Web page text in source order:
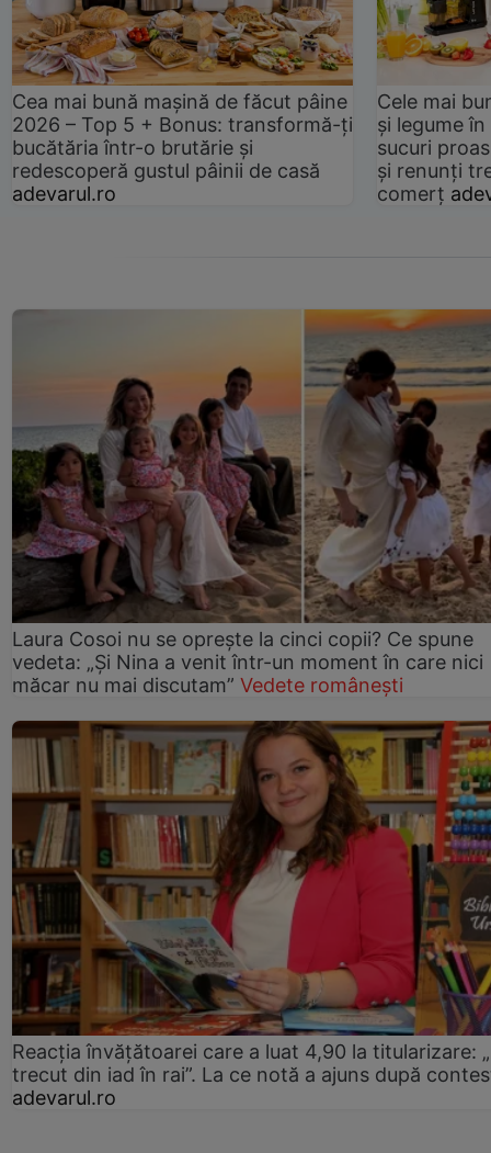
Cea mai bună mașină de făcut pâine
2026 – Top 5 + Bonus: transformă-ți
bucătăria într-o brutărie și
redescoperă gustul pâinii de casă
adevarul.ro
Cele mai
și legume
sucuri
și renunți
comerț
Laura Cosoi nu se oprește la cinci copii? Ce spune
vedeta: „Și Nina a venit într-un moment în care nici
măcar nu mai discutam” Vedete românești
Reacția învățătoarei care a luat 4,90 la titularizare:
trecut din iad în rai”. La ce notă a ajuns după
adevarul.ro